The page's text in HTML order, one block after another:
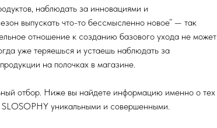
наблюдать за инновациями и
выпускать что-то бессмысленно новое” — так
отношение к созданию базового ухода не может
уже теряешься и устаешь наблюдать за
на полочках в магазине.
отбор. Ниже вы найдете информацию именно о тех
уникальными и совершенными.